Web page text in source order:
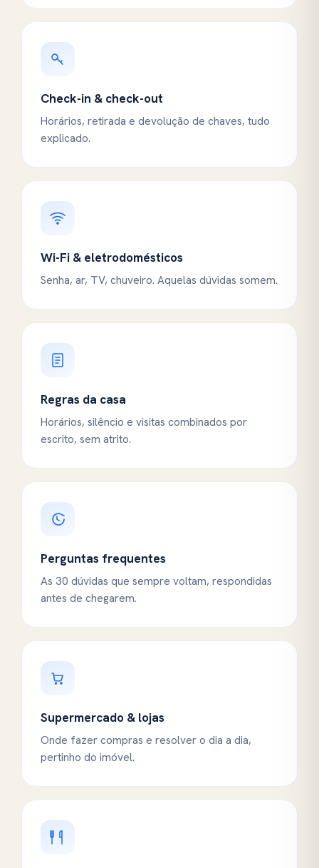
Check-in & check-out
Horários, retirada e devolução de chaves, tudo
explicado.
Wi-Fi & eletrodomésticos
Senha, ar, TV, chuveiro. Aquelas dúvidas somem.
Regras da casa
Horários, silêncio e visitas combinados por
escrito, sem atrito.
Perguntas frequentes
As 30 dúvidas que sempre voltam, respondidas
antes de chegarem.
Supermercado & lojas
Onde fazer compras e resolver o dia a dia,
pertinho do imóvel.